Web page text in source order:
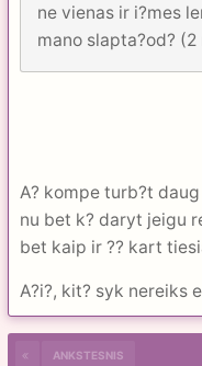
ne vienas ir i?mes
mano slapta?od?
A? kompe turb?t
nu bet k? daryt jeigu
bet kaip ir ?? kart
A?i?, kit? syk nereiks
ANKSTESNIS